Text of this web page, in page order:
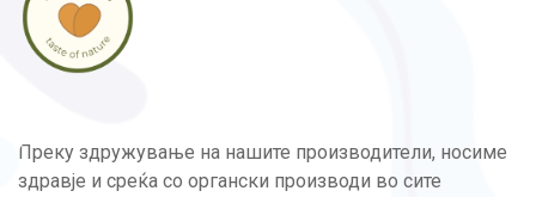
Преку здружување на нашите производители, носиме
здравје и среќа со органски производи во сите